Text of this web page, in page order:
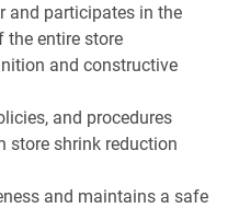
and participates in the
entire store
and constructive
and procedures
store shrink reduction
and maintains a safe